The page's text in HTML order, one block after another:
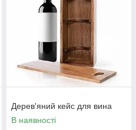
Дерев'яний кейс для вина
В наявності